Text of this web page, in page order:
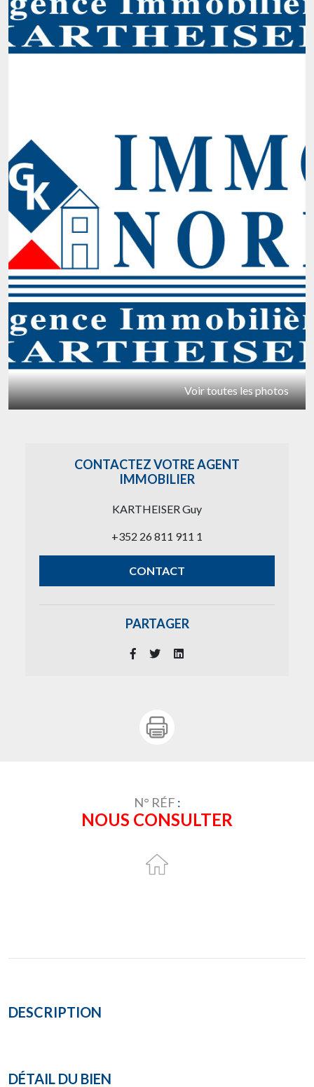
Voir toutes les photos
CONTACTEZ VOTRE AGENT
IMMOBILIER
KARTHEISER Guy
+352 26 811 911 1
CONTACT
PARTAGER
N° RÉF :
NOUS CONSULTER
DESCRIPTION
DÉTAIL DU BIEN